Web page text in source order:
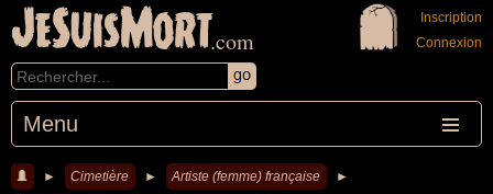
JeSuisMort.com
Menu
Inscription
Connexion
► Cimetière ► Artiste (femme) française ►